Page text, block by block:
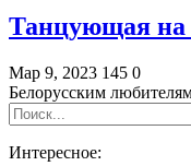
Танцующая на
Мар 9, 2023 145 0
Белорусским
Интересное: